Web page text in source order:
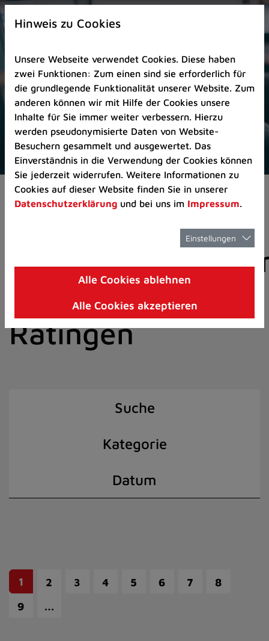
Zur
Startseite
Zum
Seitenanfang
springen
(Schnelltaste
A)
Zur
Navigation/Menü
springen
(Schnelltaste
M)
Zur
8)
I)
Pressemeldungen
der Stadt
Ratingen
Suche
Kategorie
Datum
1 2 3 4 5 6 7
8
9
…
Hinweis zu Cookies
Unsere Webseite verwendet Cookies. Diese haben
zwei Funktionen: Zum einen sind sie erforderlich für
die grundlegende Funktionalität unserer Website. Zum
anderen können wir mit Hilfe der Cookies unsere
Inhalte für Sie immer weiter verbessern. Hierzu
werden pseudonymisierte Daten von Website-
Besuchern gesammelt und ausgewertet. Das
Einverständnis in die Verwendung der Cookies können
Sie jederzeit widerrufen. Weitere Informationen zu
Cookies auf dieser Website finden Sie in unserer
Datenschutzerklärung und bei uns im Impressum.
Einstellungen
Alle Cookies ablehnen
Alle Cookies akzeptieren